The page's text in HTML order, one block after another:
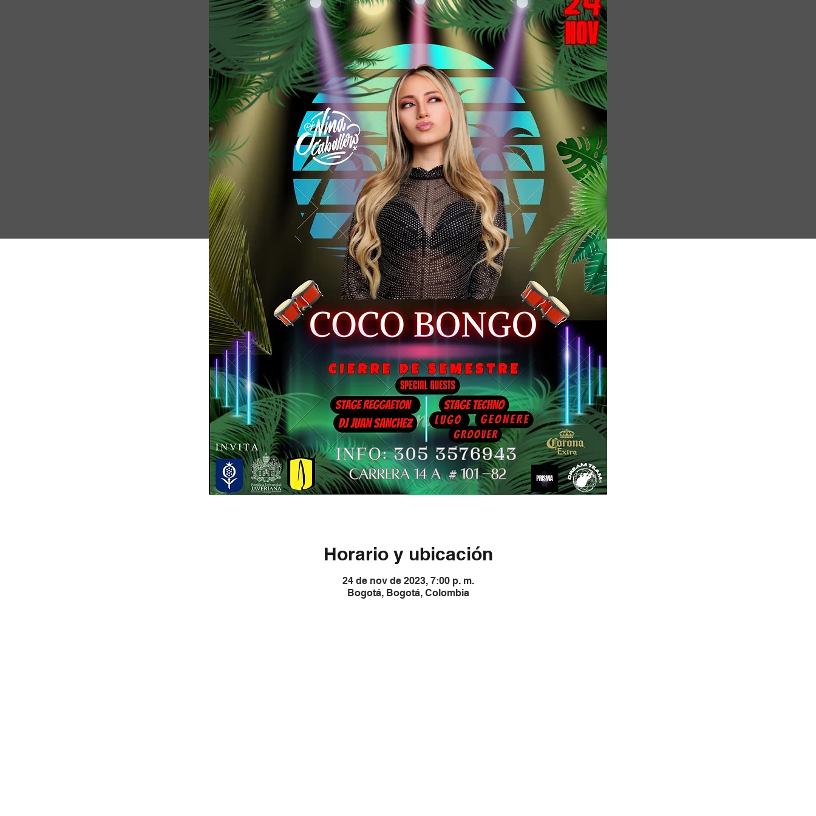
Horario y ubicación
24 de nov de 2023, 7:00 p. m.
Bogotá, Bogotá, Colombia